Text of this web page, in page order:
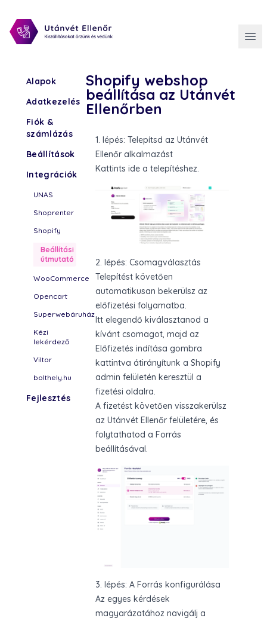
Alapok
Adatkezelés
Fiók &
számlázás
Beállítások
Integrációk
UNAS
Shoprenter
Shopify
Beállítási
útmutató
WooCommerce
Opencart
Superwebáruház
Kézi
lekérdező
Viltor
bolthely.hu
Fejlesztés
Shopify webshop
beállítása az Utánvét
Ellenőrben
1. lépés: Telepítsd az Utánvét
Ellenőr alkalmazást
Kattints ide a telepítéshez.
2. lépés: Csomagválasztás
Telepítést követően
automatikusan bekerülsz az
előfizetési folyamatba.
Itt elegendő kiválasztanod a
kívánt csomagot, majd az
Előfizetés indítása gombra
kattintva átirányítunk a Shopify
admin felületén keresztül a
fizetési oldalra.
A fizetést követően visszakerülsz
az Utánvét Ellenőr felületére, és
folytathatod a Forrás
beállításával.
3. lépés: A Forrás konfigurálása
Az egyes kérdések
magyarázatához navigálj a